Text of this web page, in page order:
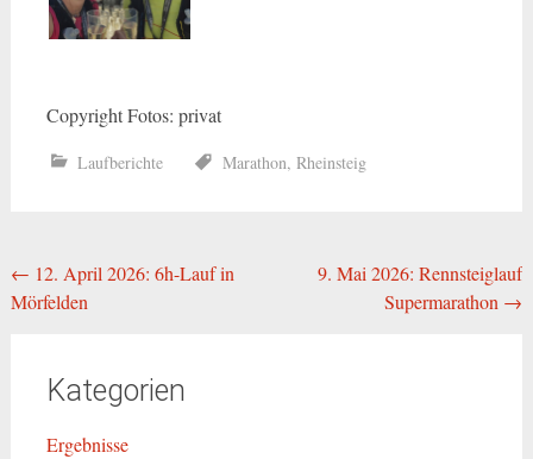
Copyright Fotos: privat
Laufberichte Marathon, Rheinsteig
Beitragsnavigation
← 12. April 2026: 6h-Lauf in
Mörfelden
9. Mai 2026: Rennsteiglauf
Supermarathon →
Kategorien
Ergebnisse